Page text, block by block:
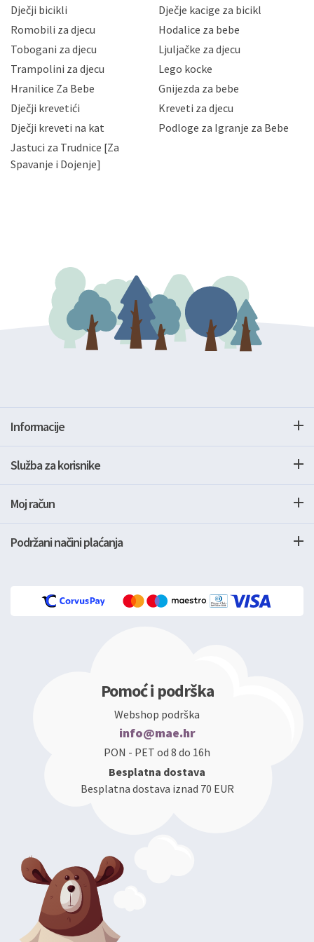
gubitka ili uništenja. Mae.hr štiti privatnost svojih
korisnika i posjetitelja web stranica, čuva povjerljivost
Vaših osobnih podataka te omogućava pristup i
priopćavanje osobnih podataka samo onim svojim
zaposlenicima kojima su isti potrebni radi provedbe
slučajevima koji su dozvoljeni zakonima. Napominjemo
da možete u svako doba, u potpunosti ili djelomice,
zatražiti prestanak aktivnosti obrade Vaših osobnih
podataka. Opoziv privole možete podnijeti poštom na
gore navedenu adresu ili e-mailom na adresu:
Dječji bicikli
Dječje kacige za bicikl
Romobili za djecu
Hodalice za bebe
Tobogani za djecu
Ljuljačke za djecu
Trampolini za djecu
Lego kocke
Hranilice Za Bebe
Gnijezda za bebe
Dječji krevetići
Kreveti za djecu
Dječji kreveti na kat
Podloge za Igranje za Bebe
Jastuci za Trudnice [Za
Spavanje i Dojenje]
Informacije
Služba za korisnike
Moj račun
Podržani načini plaćanja
Pomoć i podrška
Webshop podrška
info@mae.hr
PON - PET od 8 do 16h
Besplatna dostava
Besplatna dostava iznad 70 EUR